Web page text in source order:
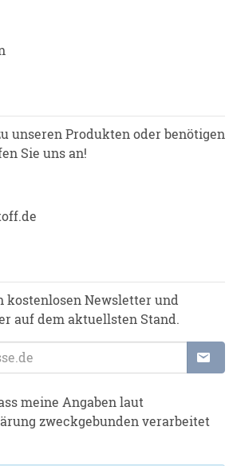
unseren Produkten oder benötigen
Sie uns an!
kostenlosen Newsletter und
auf dem aktuellsten Stand.
meine Angaben laut
zweckgebunden verarbeitet